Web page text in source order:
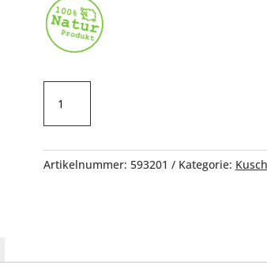
Menge
Artikelnummer: 593201 Kategorie: